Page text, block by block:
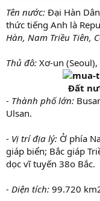
t
e
r
Tên nước: Đại Hàn
thức tiếng Anh là
Hàn, Nam Triều Tiên,
Thủ đô: Xơ-un
Đất
- Thành phố lớn:
Ulsan.
- Vị trí địa lý: Ở phía
giáp biển; Bắc giáp
dọc vĩ tuyến 38o Bắc.
- Diện tích: 99.720